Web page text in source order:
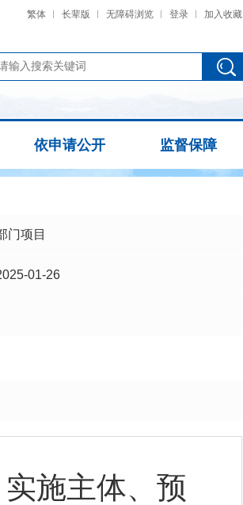
繁体 长辈版 无障碍浏览 登录 加入收藏
依申请公开 监督保障
门项目
01-26
施主体、预